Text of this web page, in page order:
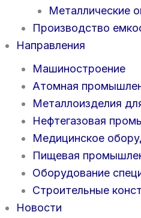
Металлические
Производство
Направления
Машиностроение
Атомная
Металлоизделия
Нефтегазовая
Медицинское
Пищевая
Оборудование
Строительные
Новости